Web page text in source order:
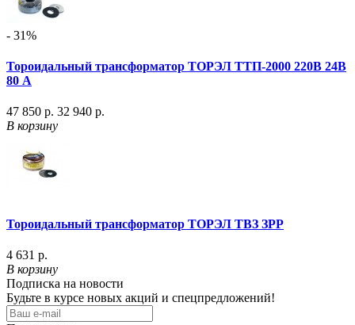
- 31%
Тороидальный трансформатор ТОРЭЛ ТТП-2000 220В 24В
80 А
47 850 р. 32 940 р.
В корзину
Тороидальный трансформатор ТОРЭЛ ТВЗ ЗРР
4 631 р.
В корзину
Подписка на новости
Будьте в курсе новых акций и спецпредложений!